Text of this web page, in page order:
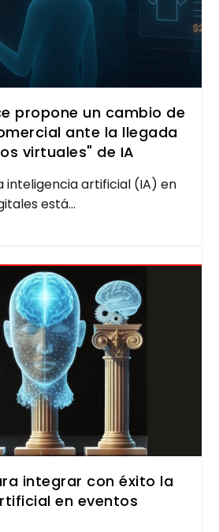
propone un cambio de
ante la llegada
virtuales" de IA
inte­li­gen­cia arti­fi­cial (IA) en
está...
integrar con éxito la
en eventos